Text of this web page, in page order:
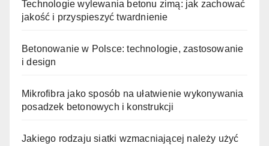
Technologie wylewania betonu zimą: jak zachować
jakość i przyspieszyć twardnienie
Betonowanie w Polsce: technologie, zastosowanie
i design
Mikrofibra jako sposób na ułatwienie wykonywania
posadzek betonowych i konstrukcji
Jakiego rodzaju siatki wzmacniającej należy użyć